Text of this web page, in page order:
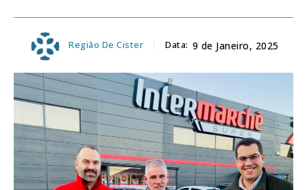
Região De Cister Data: 9 de Janeiro, 2025